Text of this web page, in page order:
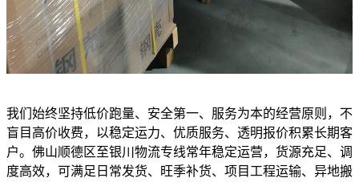
我们始终坚持低价跑量、安全第一、服务为本的经营原则，不
盲目高价收费，以稳定运力、优质服务、透明报价积累长期客
户。佛山顺德区至银川物流专线常年稳定运营，货源充足、调
度高效，可满足日常发货、旺季补货、项目工程运输、异地搬